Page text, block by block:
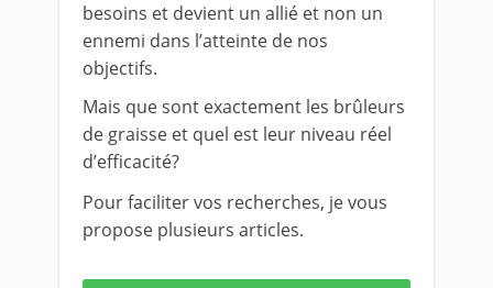
besoins et devient un allié et non un
ennemi dans l’atteinte de nos
objectifs.
Mais que sont exactement les brûleurs
de graisse et quel est leur niveau réel
d’efficacité?
Pour faciliter vos recherches, je vous
propose plusieurs articles.